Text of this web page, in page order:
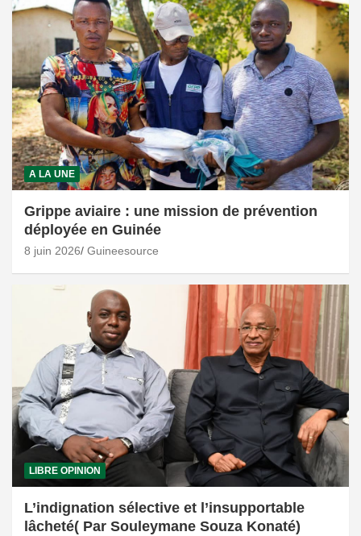
A LA UNE
Grippe aviaire : une mission de prévention
déployée en Guinée
8 juin 2026 Guineesource
LIBRE OPINION
L’indignation sélective et l’insupportable
lâcheté( Par Souleymane Souza Konaté)